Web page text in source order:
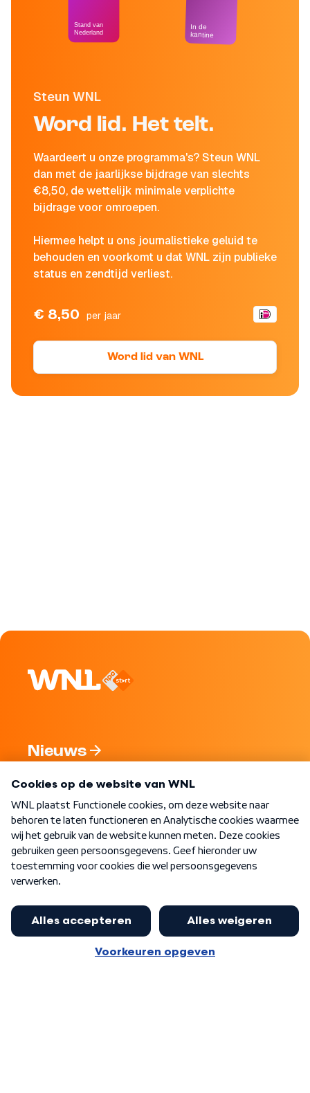
Steun WNL
Word lid. Het telt.
Waardeert u onze programma's? Steun WNL
dan met de jaarlijkse bijdrage van slechts
€8,50, de wettelijk minimale verplichte
bijdrage voor omroepen.
Hiermee helpt u ons journalistieke geluid te
behouden en voorkomt u dat WNL zijn publieke
status en zendtijd verliest.
€ 8,50 per jaar
Word lid van WNL
Stand van
Nederland
In de
kantine
Nieuws
Nieuwsbrief
Word Lid